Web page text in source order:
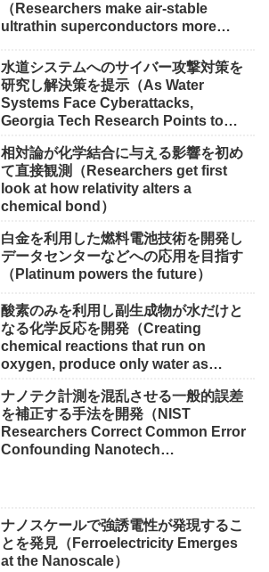
（Researchers make air-stable
ultrathin superconductors more
水道システムへのサイバー攻撃対策を
研究し解決策を提示（As Water
Systems Face Cyberattacks,
Georgia Tech Research Points to
相対論が化学結合に与える影響を初め
て直接観測（Researchers get first
look at how relativity alters a
chemical bond）
白金を利用した燃料電池技術を開発し
データセンターなどへの応用を目指す
（Platinum powers the future）
酸素のみを利用し副生成物が水だけと
なる化学反応を開発（Creating
chemical reactions that run on
oxygen, produce only water as
ナノテク計測を混乱させる一般的誤差
を補正する手法を開発（NIST
Researchers Correct Common Error
Confounding Nanotech
ナノスケールで強誘電性が発現するこ
とを発見（Ferroelectricity Emerges
at the Nanoscale）